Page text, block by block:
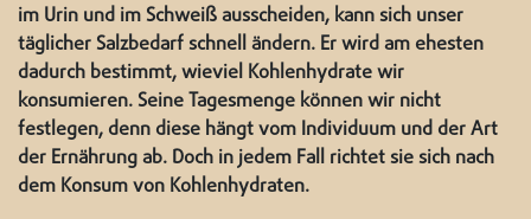
im Urin und im Schweiß ausscheiden, kann sich unser
täglicher Salzbedarf schnell ändern. Er wird am ehesten
dadurch bestimmt, wieviel Kohlenhydrate wir
konsumieren. Seine Tagesmenge können wir nicht
festlegen, denn diese hängt vom Individuum und der Art
der Ernährung ab. Doch in jedem Fall richtet sie sich nach
dem Konsum von Kohlenhydraten.